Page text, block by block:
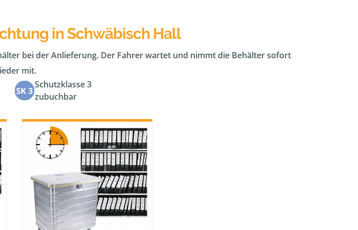
in Schwäbisch Hall
bei der Anlieferung. Der Fahrer wartet und nimmt die Behälter sofort
mit.
Schutzklasse 3
zubuchbar